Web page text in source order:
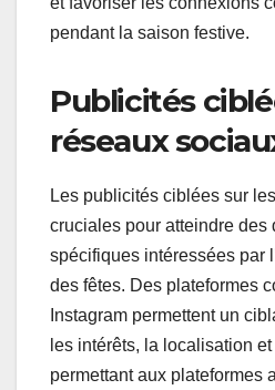
pendant la saison festive.
Publicités
réseaux
Les publicités ciblées sur
cruciales pour atteindre des
spécifiques intéressées par
des fêtes. Des plateformes
Instagram permettent un
les intérêts, la localisation
permettant aux plateformes